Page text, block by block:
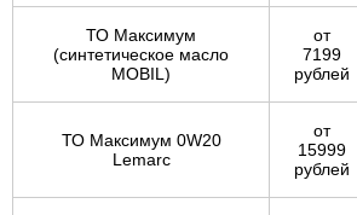
ТО Максимум
(cинтетическое масло
MOBIL)
от
7199
рублей
ТО Максимум 0W20
Lemarc
от
15999
рублей